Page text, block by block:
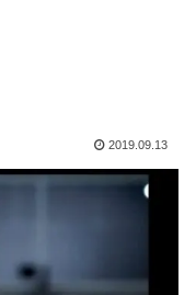
2019.09.13